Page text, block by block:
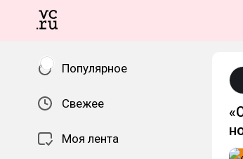
Популярное
Свежее
Моя лента